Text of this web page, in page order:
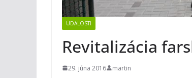
UDALOSTI
Revitalizácia
29. júna 2016 martin